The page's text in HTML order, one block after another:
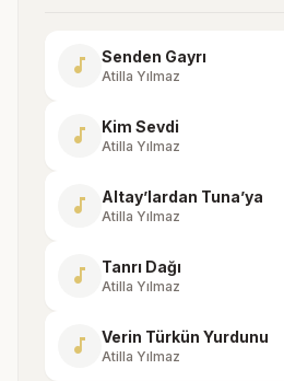
music_note Senden Gayrı
Atilla Yılmaz
music_note Kim Sevdi
Atilla Yılmaz
music_note Altay’lardan Tuna’ya
Atilla Yılmaz
music_note Tanrı Dağı
Atilla Yılmaz
music_note Verin Türkün Yurdunu
Atilla Yılmaz